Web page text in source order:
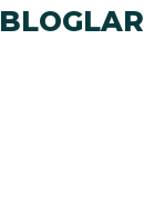
BLOGLAR